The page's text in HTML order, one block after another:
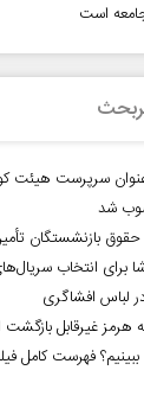
است
عنوان سرپرست هیئت
شد
حقوق بازنشستگان
برای انتخاب
لباس افشاگری
هرمز غیرقابل
فهرست کامل